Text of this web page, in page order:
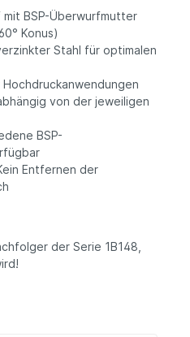
BSP-Überwurfmutter
Konus)
Stahl für optimalen
Hochdruckanwendungen
von der jeweiligen
BSP-
Entfernen der
der Serie 1B148,